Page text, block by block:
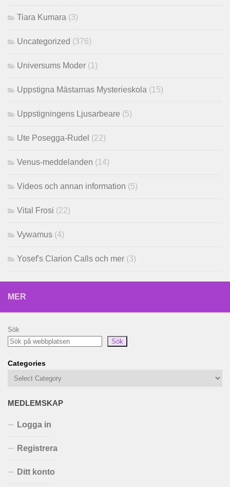
Tiara Kumara (3)
Uncategorized (376)
Universums Moder (1)
Uppstigna Mästarnas Mysterieskola (15)
Uppstigningens Ljusarbeare (5)
Ute Posegga-Rudel (22)
Venus-meddelanden (14)
Videos och annan information (5)
Vital Frosi (22)
Vywamus (4)
Yosef's Clarion Calls och mer (3)
MER
Sök
Sök
Categories
MEDLEMSKAP
Logga in
Registrera
Ditt konto